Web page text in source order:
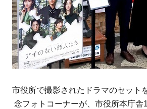
市役所で撮影されたドラマのセット
念フォトコーナーが、市役所本庁舎